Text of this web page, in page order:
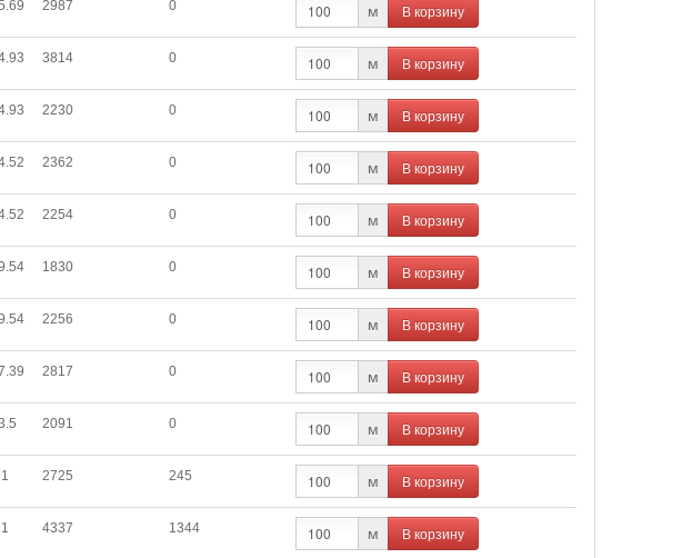
2987 0 м В корзину
3814 0 м В корзину
2230 0 м В корзину
2362 0 м В корзину
2254 0 м В корзину
1830 0 м В корзину
2256 0 м В корзину
2817 0 м В корзину
2091 0 м В корзину
2725 245 м В корзину
4337 1344 м В корзину